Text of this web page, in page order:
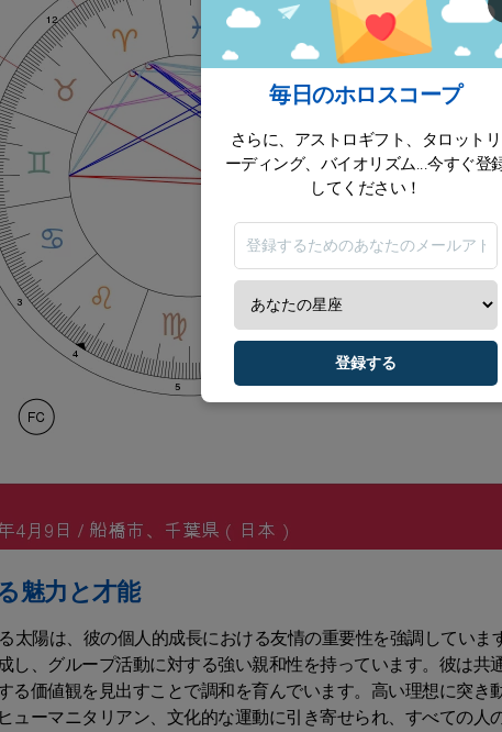
魅力と才能
太陽は、彼の個人的成長における友情の重要性を強調していま
し、グループ活動に対する強い親和性を持っています。彼は共
る価値観を見出すことで調和を育んでいます。高い理想に突き
ューマニタリアン、文化的な運動に引き寄せられ、すべての人
毎日のホロスコープ
さらに、アストロギフト、タロットリ
ーディング、バイオリズム...今すぐ登
してください！
登録する